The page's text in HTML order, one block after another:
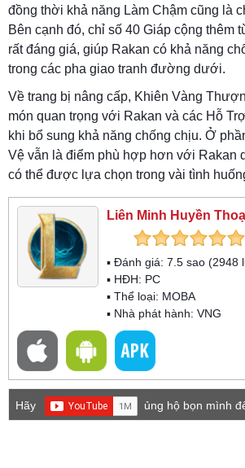
đồng thời khả năng Làm Chậm cũng là
Bên cạnh đó, chỉ số 40 Giáp cộng thêm
rất đáng giá, giúp Rakan có khả năng
trong các pha giao tranh đường dưới.
Về trang bị nâng cấp, Khiên Vàng
món quan trọng với Rakan và các Hỗ
khi bổ sung khả năng chống chịu. Ở
Vệ vẫn là điểm phù hợp hơn với Rakan
có thể được lựa chọn trong vài tình
Liên Minh Huyền
▪ Đánh giá: 7.5 sao (2948
▪ HĐH: PC
▪ Thể loại: MOBA
▪ Nhà phát hành: VNG
Hãy
ủng hộ bọn mình